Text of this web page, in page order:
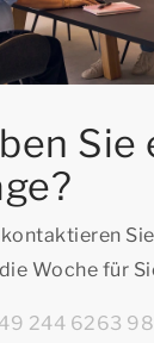
Sie
kontaktieren
Woche für
244 6263